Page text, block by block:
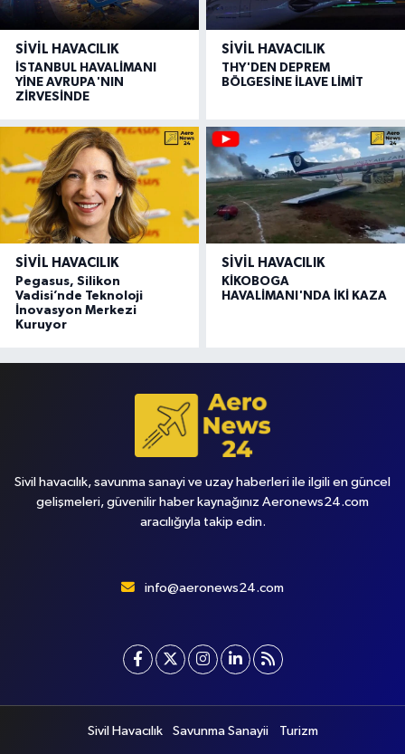
SIVIL HAVACILIK
İSTANBUL HAVALİMANI
YİNE AVRUPA'NIN
ZİRVESİNDE
SIVIL HAVACILIK
THY'DEN DEPREM
BÖLGESİNE İLAVE LİMİT
SIVIL HAVACILIK
Pegasus, Silikon
Vadisi’nde Teknoloji
İnovasyon Merkezi
Kuruyor
SIVIL HAVACILIK
KİKOBOGA
HAVALİMANI'NDA İKİ KAZA
Sivil havacılık, savunma sanayi ve uzay haberleri ile ilgili en güncel
gelişmeleri, güvenilir haber kaynağınız Aeronews24.com
aracılığıyla takip edin.
info@aeronews24.com
Sivil Havacılık Savunma Sanayii Turizm